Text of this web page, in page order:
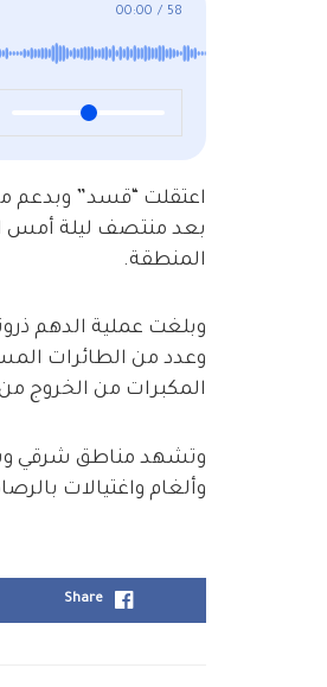
00:00 / 58
بعد منتصف ليلة أمس
المنطقة.
وعدد من الطائرات
المكبرات من الخروج من
وتشهد مناطق شرقي
وألغام واغتيالات
Share